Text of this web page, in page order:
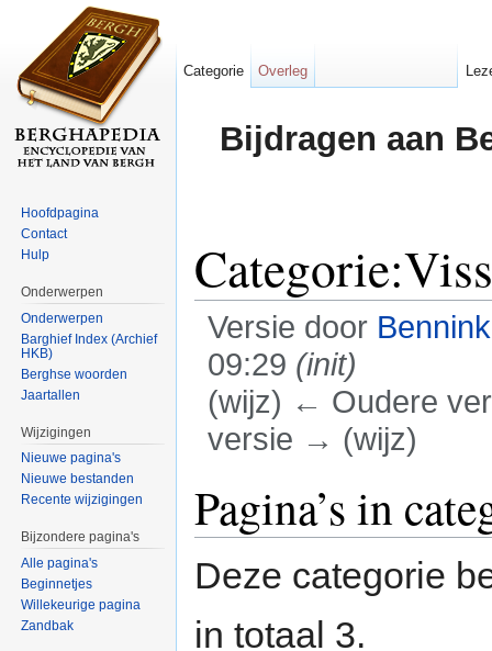
Bijdragen aan
Versie door
09:29 (init)
(wijz) ← Oudere
versie → (wijz)
Pagina’s in
Deze categorie
in totaal 3.
Categorie Overleg
Hoofdpagina
Contact
Hulp
Onderwerpen
Onderwerpen
Barghief Index (Archief
HKB)
Berghse woorden
Jaartallen
Wijzigingen
Nieuwe pagina's
Nieuwe bestanden
Recente wijzigingen
Bijzondere pagina's
Alle pagina's
Beginnetjes
Willekeurige pagina
Zandbak